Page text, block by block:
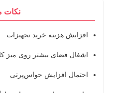
نکات
افزایش هزینه خرید تجهیزات
اشغال فضای بیشتر روی میز
احتمال افزایش حواس‌پرتی